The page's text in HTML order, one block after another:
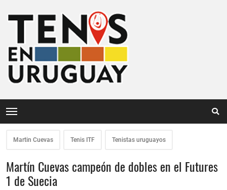
Martin Cuevas Tenis ITF Tenistas uruguayos
Martín Cuevas campeón de dobles en el Futures
1 de Suecia